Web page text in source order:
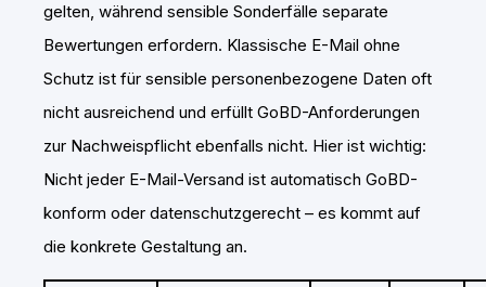
gelten, während sensible Sonderfälle separate
Bewertungen erfordern. Klassische E-Mail ohne
Schutz ist für sensible personenbezogene Daten oft
nicht ausreichend und erfüllt GoBD-Anforderungen
zur Nachweispflicht ebenfalls nicht. Hier ist wichtig:
Nicht jeder E-Mail-Versand ist automatisch GoBD-
konform oder datenschutzgerecht – es kommt auf
die konkrete Gestaltung an.